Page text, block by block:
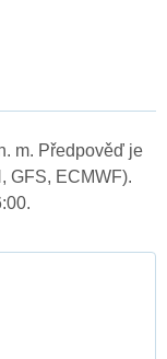
m. Předpověď je
GFS, ECMWF).